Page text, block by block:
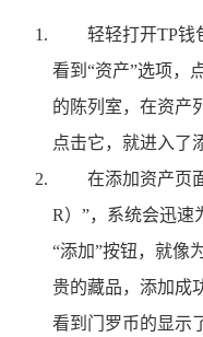
轻轻打开TP钱
看到“资产”选项，
的陈列室，在资产
点击它，就进入了
在添加资产页
R）”，系统会迅速
“添加”按钮，就像
贵的藏品，添加成
看到门罗币的显示